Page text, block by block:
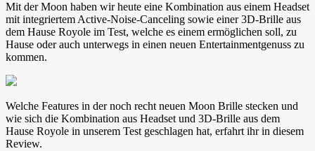
Mit der Moon haben wir heute eine Kombination aus einem Headset
mit integriertem Active-Noise-Canceling sowie einer 3D-Brille aus
dem Hause Royole im Test, welche es einem ermöglichen soll, zu
Hause oder auch unterwegs in einen neuen Entertainmentgenuss zu
kommen.
Welche Features in der noch recht neuen Moon Brille stecken und
wie sich die Kombination aus Headset und 3D-Brille aus dem
Hause Royole in unserem Test geschlagen hat, erfahrt ihr in diesem
Review.